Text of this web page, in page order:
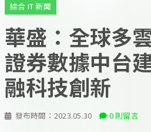
發布時間： 2023.05.30 0 則留言
綜合 IT 新聞
華盛：全球多
證券數據中台
融科技創新